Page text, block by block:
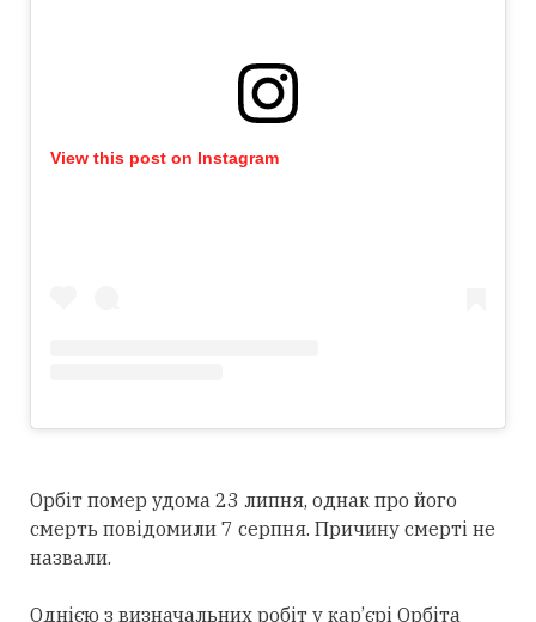
View this post on Instagram
Орбіт помер удома 23 липня, однак про його
смерть повідомили 7 серпня. Причину смерті не
назвали.
Однією з визначальних робіт у кар’єрі Орбіта